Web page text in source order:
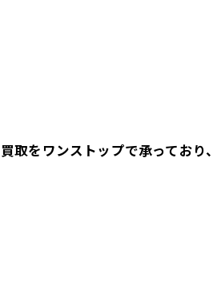
取をワンストップで承っており